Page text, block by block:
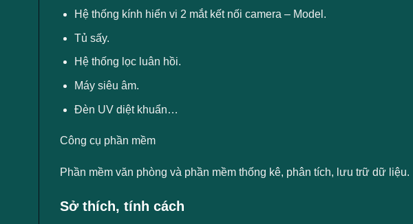
Hệ thống kính hiển vi 2 mắt kết nối camera – Model.
Tủ sấy.
Hệ thống lọc luân hồi.
Máy siêu âm.
Đèn UV diệt khuẩn…
Công cụ phần mềm
Phần mềm văn phòng và phần mềm thống kê, phân tích, lưu trữ dữ liệu.
Sở thích, tính cách